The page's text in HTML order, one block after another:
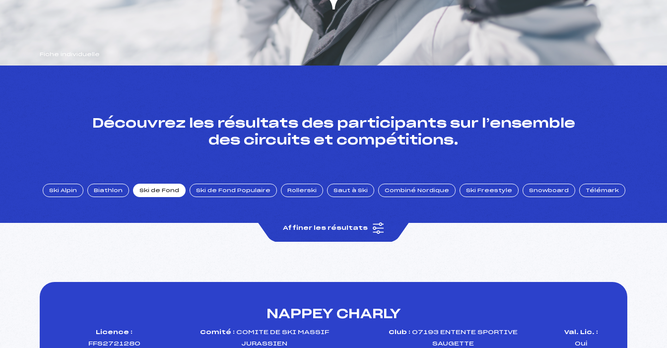
Fiche individuelle
Découvrez les résultats des participants sur l’ensemble
des circuits et compétitions.
Ski Alpin Biathlon Ski de Fond Ski de Fond Populaire Rollerski Saut à Ski Combiné Nordique Ski Freestyle Snowboard Télémark
Affiner les résultats
NAPPEY CHARLY
Licence :
FFS2721280
Comité : COMITE DE SKI MASSIF
JURASSIEN
Club : 07193 ENTENTE SPORTIVE
SAUGETTE
Val. Lic. :
Oui